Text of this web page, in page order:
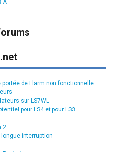
A
portée de Flarm non fonctionnelle
sur LS7WL
pour LS4 et pour LS3
2
longue interruption